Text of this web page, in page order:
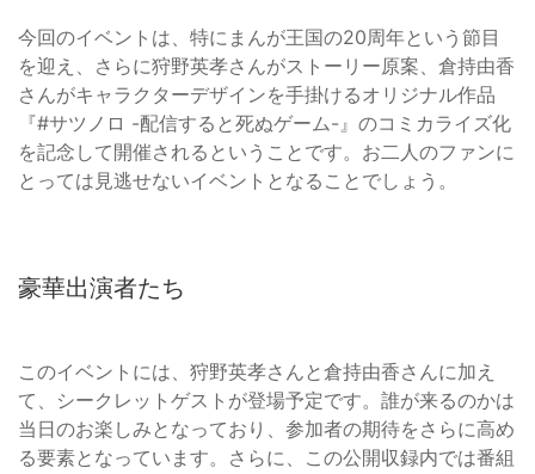
今回のイベントは、特にまんが王国の20周年という節目
を迎え、さらに狩野英孝さんがストーリー原案、倉持由香
さんがキャラクターデザインを手掛けるオリジナル作品
『#サツノロ -配信すると死ぬゲーム-』のコミカライズ化
を記念して開催されるということです。お二人のファンに
とっては見逃せないイベントとなることでしょう。
豪華出演者たち
このイベントには、狩野英孝さんと倉持由香さんに加え
て、シークレットゲストが登場予定です。誰が来るのかは
当日のお楽しみとなっており、参加者の期待をさらに高め
る要素となっています。さらに、この公開収録内では番組